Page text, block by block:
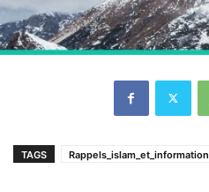
TAGS Rappels_islam_et_information